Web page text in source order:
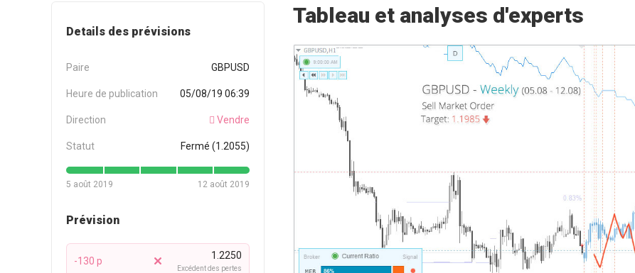
Details des prévisions
Paire GBPUSD
Heure de publication 05/08/19 06:39
Direction Vendre
Statut Fermé (1.2055)
5 août 2019 12 août 2019
Prévision
-130 p 1.2250
Excédent des pertes
Tableau et analyses d'experts